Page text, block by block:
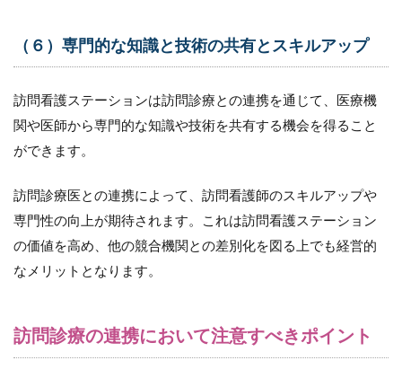
（５）
教育と
研修の
（６）
フィー
クと改
善の循
環
7.7
（７）
尊重の
醸成
（６）専門的な知識と技術の共有とスキルアップ
訪問看護ステーションは訪問診療との連携を通じて、医療機
関や医師から専門的な知識や技術を共有する機会を得ること
ができます。
訪問診療医との連携によって、訪問看護師のスキルアップや
専門性の向上が期待されます。これは訪問看護ステーション
の価値を高め、他の競合機関との差別化を図る上でも経営的
なメリットとなります。
訪問診療の連携において注意すべきポイント